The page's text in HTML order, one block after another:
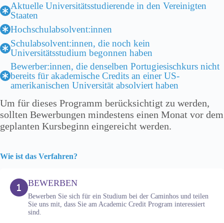
Aktuelle Universitätsstudierende in den Vereinigten
Staaten
Hochschulabsolvent:innen
Schulabsolvent:innen, die noch kein
Universitätsstudium begonnen haben
Bewerber:innen, die denselben Portugiesischkurs nicht
bereits für akademische Credits an einer US-
amerikanischen Universität absolviert haben
Um für dieses Programm berücksichtigt zu werden,
sollten Bewerbungen mindestens einen Monat vor dem
geplanten Kursbeginn eingereicht werden.
Wie ist das Verfahren?
BEWERBEN
Bewerben Sie sich für ein Studium bei der Caminhos und teilen
Sie uns mit, dass Sie am Academic Credit Program interessiert
sind.